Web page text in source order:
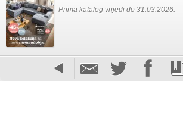
Prima katalog vrijedi do 31.03.2026.